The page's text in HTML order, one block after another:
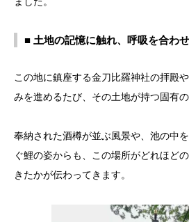
■ 土地の記憶に触れ、呼吸を合わ
この地に鎮座する金刀比羅神社の拝殿
みを進めるたび、その土地が持つ固有
奉納された酒樽が並ぶ風景や、池の中
ぐ鯉の姿からも、この場所がどれほど
きたかが伝わってきます。